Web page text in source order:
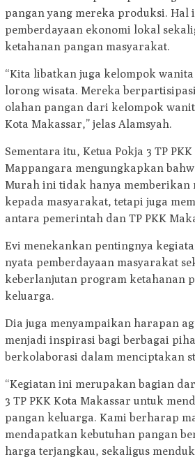
pangan yang mereka produksi. Hal
pemberdayaan ekonomi lokal
ketahanan pangan masyarakat.
“Kita libatkan juga kelompok
lorong wisata. Mereka
olahan pangan dari kelompok
Kota Makassar,” jelas Alamsyah.
Sementara itu, Ketua Pokja 3 TP
Mappangara mengungkapkan
Murah ini tidak hanya memberikan
kepada masyarakat, tetapi juga
antara pemerintah dan TP PKK
Evi menekankan pentingnya
nyata pemberdayaan masyarakat
keberlanjutan program ketahanan
keluarga.
Dia juga menyampaikan harapan
menjadi inspirasi bagi berbagai
berkolaborasi dalam menciptakan
“Kegiatan ini merupakan bagian
3 TP PKK Kota Makassar untuk
pangan keluarga. Kami berharap
mendapatkan kebutuhan pangan
harga terjangkau, sekaligus